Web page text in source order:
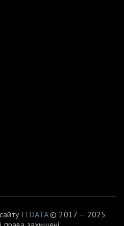
ITDATA© 2017 — 2025